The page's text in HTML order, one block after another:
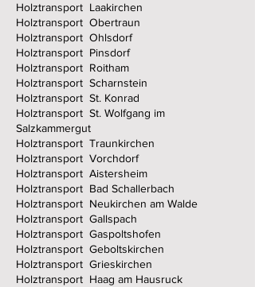
Holztransport Laakirchen
Holztransport Obertraun
Holztransport Ohlsdorf
Holztransport Pinsdorf
Holztransport Roitham
Holztransport Scharnstein
Holztransport St. Konrad
Holztransport St. Wolfgang im
Salzkammergut
Holztransport Traunkirchen
Holztransport Vorchdorf
Holztransport Aistersheim
Holztransport Bad Schallerbach
Holztransport Neukirchen am Walde
Holztransport Gallspach
Holztransport Gaspoltshofen
Holztransport Geboltskirchen
Holztransport Grieskirchen
Holztransport Haag am Hausruck